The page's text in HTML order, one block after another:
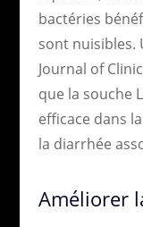
bactéries
sont nuisibles.
Journal of
que la souche
efficace dans
la diarrhée
Améliorer